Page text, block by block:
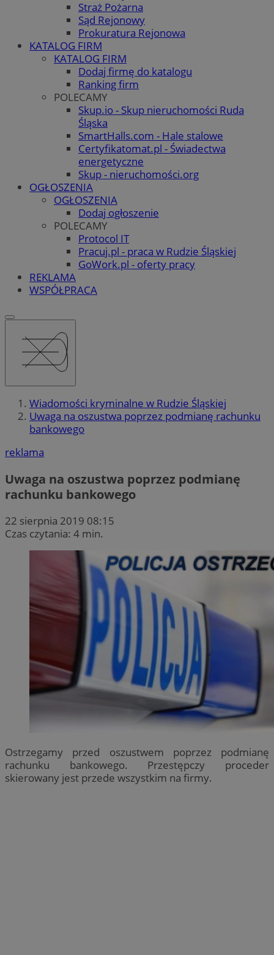
Straż Pożarna
Sąd Rejonowy
Prokuratura Rejonowa
KATALOG FIRM
KATALOG FIRM
Dodaj firmę do katalogu
Ranking firm
POLECAMY
Skup.io - Skup nieruchomości Ruda
Śląska
SmartHalls.com - Hale stalowe
Certyfikatomat.pl - Świadectwa
energetyczne
Skup - nieruchomości.org
OGŁOSZENIA
OGŁOSZENIA
Dodaj ogłoszenie
POLECAMY
Protocol IT
Pracuj.pl - praca w Rudzie Śląskiej
GoWork.pl - oferty pracy
REKLAMA
WSPÓŁPRACA
Wiadomości kryminalne w Rudzie Śląskiej
Uwaga na oszustwa poprzez podmianę rachunku
bankowego
reklama
Uwaga na oszustwa poprzez podmianę
rachunku bankowego
22 sierpnia 2019 08:15
Czas czytania: 4 min.
Ostrzegamy przed oszustwem poprzez podmianę
rachunku bankowego. Przestępczy proceder
skierowany jest przede wszystkim na firmy.